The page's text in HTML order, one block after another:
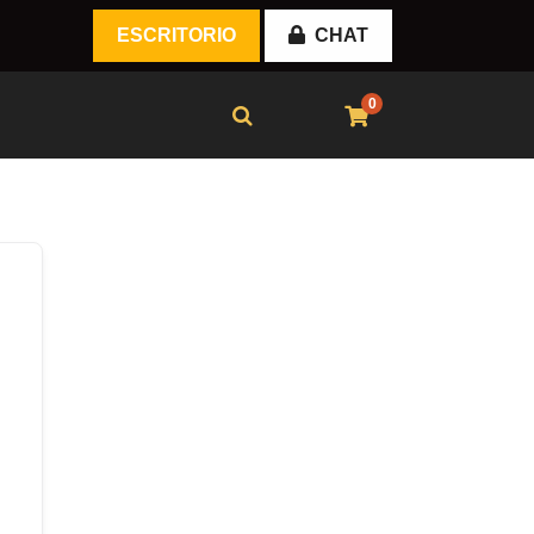
ESCRITORIO CHAT
0